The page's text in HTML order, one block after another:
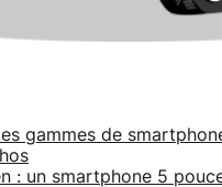
gammes de
: un smartphone 5